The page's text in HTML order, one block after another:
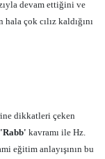
devam ettiğini ve
çok cılız kaldığını
dikkatleri çeken
'Rabb' kavramı ile Hz.
eğitim anlayışının bu